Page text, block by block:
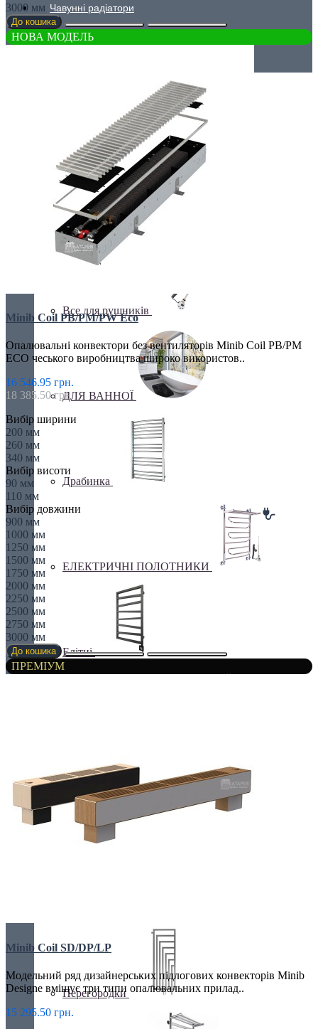
Чавунні радіатори
Бюджетні
ВОДЯНІ РУШНИКИ
Все для рушників
ДЛЯ ВАННОЇ
Драбинка
ЕЛЕКТРИЧНІ ПОЛОТНИКИ
Елітні
Кутові
Перегородки
3000 мм
До кошика
НОВА МОДЕЛЬ
Minib Coil PB/PM/PW Eco
Опалювальні конвектори без вентиляторів Minib Coil PB/PM
ECO чеського виробництва широко використов..
16 546.95 грн.
18 385.50 грн.
Вибір ширини
200 мм
260 мм
340 мм
Вибір висоти
90 мм
110 мм
Вибір довжини
900 мм
1000 мм
1250 мм
1500 мм
1750 мм
2000 мм
2250 мм
2500 мм
2750 мм
3000 мм
До кошика
ПРЕМІУМ
Minib Coil SD/DP/LP
Модельний ряд дизайнерських підлогових конвекторів Minib
Designe вміщує три типи опалювальних прилад..
15 295.50 грн.